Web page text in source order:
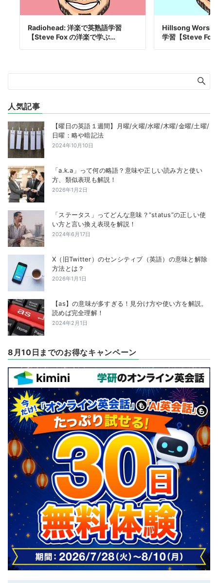
Radiohead: 洋楽で英熟語学習
【Steve Fox の洋楽で学ぶ…
Hillsong
学習【Steve Fox
人気記事
【曜日の英語１週間】月曜/火曜/水曜/木曜/金曜/土曜/
日曜：略や暗記法
2024年10月10日
「a.k.a」って何の略語？意味や正しい読み方と使い
方、類似表現も解説！
2026年1月2日
「ステータス」ってどんな意味？”status”の正しい使
い方と言い換え表現を解説！
2024年6月17日
X（旧Twitter）のセンシティブ（英語）の意味と解除
方法とは？
2026年1月1日
【as】の意味が多すぎる！見分け方や使い方を解説。
読めば完全理解！
2024年2月1日
8月10日までのお得なキャンペーン